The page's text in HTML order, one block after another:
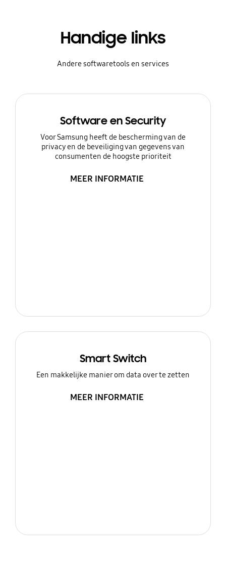
Handige links
Andere softwaretools en services
Software en Security
Voor Samsung heeft de bescherming van de
privacy en de beveiliging van gegevens van
consumenten de hoogste prioriteit
MEER INFORMATIE
Smart Switch
Een makkelijke manier om data over te zetten
MEER INFORMATIE